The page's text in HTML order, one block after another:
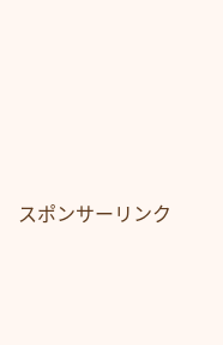
スポンサーリンク